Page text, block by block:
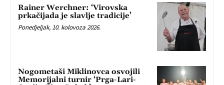
Rainer Werchner: ‘Virovska
prkačijada je slavlje tradicije’
Ponedjeljak, 10. kolovoza 2026.
Nogometaši Miklinovca osvojili
Memorijalni turnir ‘Prga-Lari-